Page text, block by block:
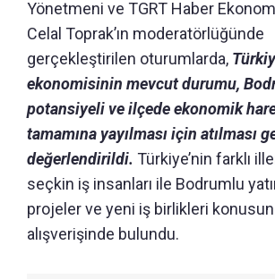
Yönetmeni ve TGRT Haber
Celal Toprak’ın moderatörlüğünde
gerçekleştirilen oturumlarda,
ekonomisinin mevcut durumu,
potansiyeli ve ilçede ekonomik
tamamına yayılması için atılması
değerlendirildi. Türkiye’nin farklı
seçkin iş insanları ile Bodrumlu
projeler ve yeni iş birlikleri
alışverişinde bulundu.